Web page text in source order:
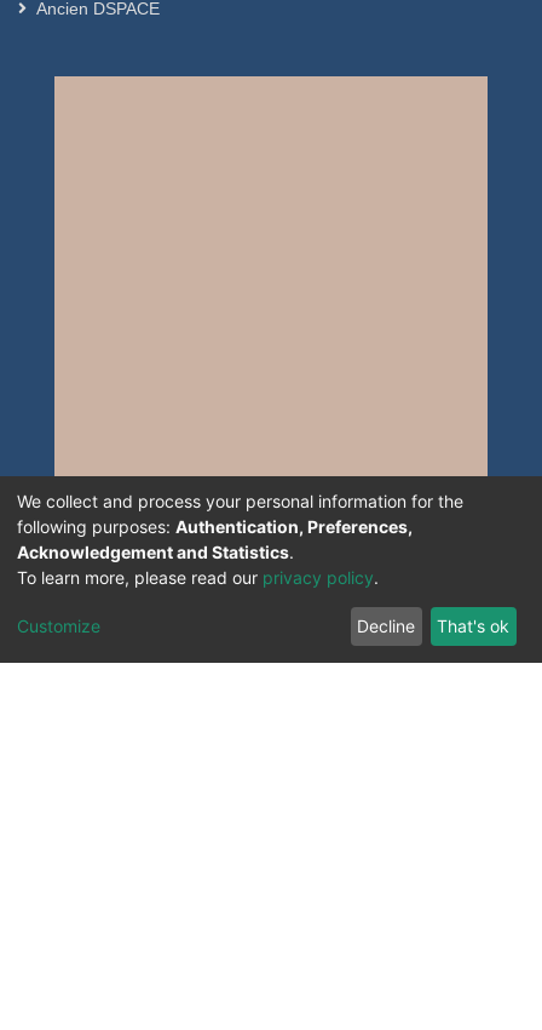
Ancien DSPACE
We collect and process your personal information for the
following purposes: Authentication, Preferences,
Acknowledgement and Statistics.
To learn more, please read our privacy policy.
Customize Decline That's ok